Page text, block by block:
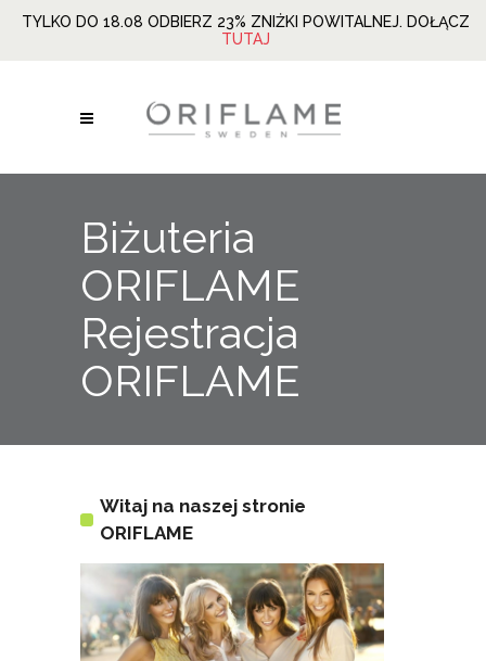
TYLKO DO 18.08 ODBIERZ 23% ZNIŻKI POWITALNEJ. DOŁĄCZ
TUTAJ
Biżuteria
ORIFLAME
Rejestracja
ORIFLAME
Witaj na naszej stronie
ORIFLAME